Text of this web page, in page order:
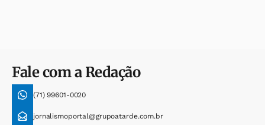
Fale com a Redação
(71) 99601-0020
jornalismoportal@grupoatarde.com.br